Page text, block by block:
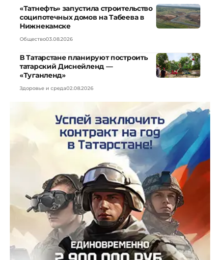
«Татнефть» запустила строительство
соципотечных домов на Табеева в
Нижнекамске
Общество03.08.2026
В Татарстане планируют построить
татарский Диснейленд —
«Туганленд»
Здоровье и среда02.08.2026